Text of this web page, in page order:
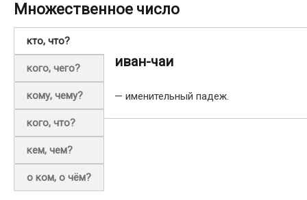
Множественное число
кто, что?
кого, чего?
кому, чему?
кого, что?
кем, чем?
о ком, о чём?
иван-чаи
— именительный падеж.